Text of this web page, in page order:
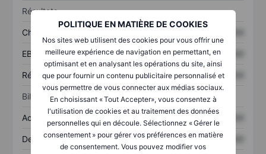
POLITIQUE EN MATIÈRE DE COOKIES
Nos sites web utilisent des cookies pour vous offrir une
meilleure expérience de navigation en permettant, en
optimisant et en analysant les opérations du site, ainsi
que pour fournir un contenu publicitaire personnalisé et
vous permettre de vous connecter aux médias sociaux.
En choisissant « Tout Accepter», vous consentez à
l'utilisation de cookies et au traitement des données
personnelles qui en découle. Sélectionnez « Gérer le
consentement » pour gérer vos préférences en matière
de consentement. Vous pouvez modifier vos
Résultats
Chiffre d’affaires
EBITDA XXXXXXX XXXXXXX
Résultat net XXXXXXX XXXXXXX
Bilan
Actifs totaux XXXXXXX
Dette totale XXXXXXX XXXXXXX